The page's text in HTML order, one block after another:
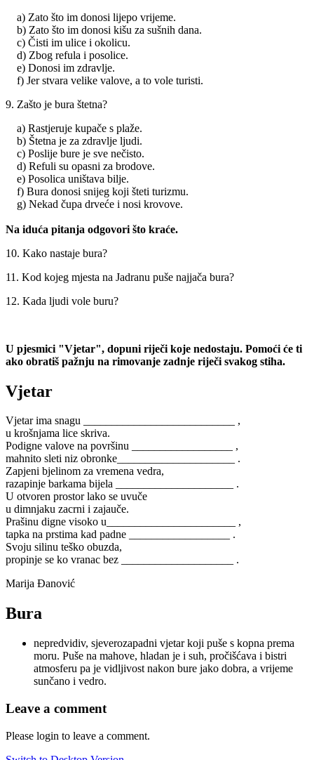
a) Zato što im donosi lijepo vrijeme.
b) Zato što im donosi kišu za sušnih dana.
c) Čisti im ulice i okolicu.
d) Zbog refula i posolice.
e) Donosi im zdravlje.
f) Jer stvara velike valove, a to vole turisti.
9. Zašto je bura štetna?
a) Rastjeruje kupače s plaže.
b) Štetna je za zdravlje ljudi.
c) Poslije bure je sve nečisto.
d) Refuli su opasni za brodove.
e) Posolica uništava bilje.
f) Bura donosi snijeg koji šteti turizmu.
g) Nekad čupa drveće i nosi krovove.
Na iduća pitanja odgovori što kraće.
10. Kako nastaje bura?
11. Kod kojeg mjesta na Jadranu puše najjača bura?
12. Kada ljudi vole buru?
U pjesmici "Vjetar", dopuni riječi koje nedostaju. Pomoći će ti
ako obratiš pažnju na rimovanje zadnje riječi svakog stiha.
Vjetar
Vjetar ima snagu ___________________________ ,
u krošnjama lice skriva.
Podigne valove na površinu __________________ ,
mahnito sleti niz obronke_____________________ .
Zapjeni bjelinom za vremena vedra,
razapinje barkama bijela _____________________ .
U otvoren prostor lako se uvuče
u dimnjaku zacrni i zajauče.
Prašinu digne visoko u_______________________ ,
tapka na prstima kad padne __________________ .
Svoju silinu teško obuzda,
propinje se ko vranac bez ____________________ .
Marija Đanović
Bura
nepredvidiv, sjeverozapadni vjetar koji puše s kopna prema
moru. Puše na mahove, hladan je i suh, pročišćava i bistri
atmosferu pa je vidljivost nakon bure jako dobra, a vrijeme
sunčano i vedro.
Leave a comment
Please login to leave a comment.